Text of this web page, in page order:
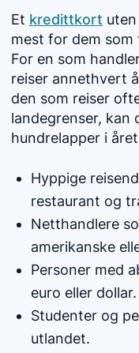
Et kredittkort
mest for dem som
For en som
reiser annethvert
den som reiser
landegrenser,
hundrelapper i
Hyppige
restaurant og
Netthandlere
amerikanske
Personer med
euro eller dollar.
Studenter og
utlandet.